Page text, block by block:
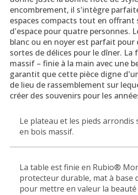
encombrement, il s'intègre
espaces compacts tout en offrant
d'espace pour quatre personnes.
blanc ou en noyer est parfait
sortes de délices pour le dîner. La
massif – finie à la main avec une
garantit que cette pièce digne
de lieu de rassemblement sur
créer des souvenirs pour les
Le plateau et les pieds arrondis
en bois massif.
La table est finie en Rubio®
protecteur durable, mat à base
pour mettre en valeur la